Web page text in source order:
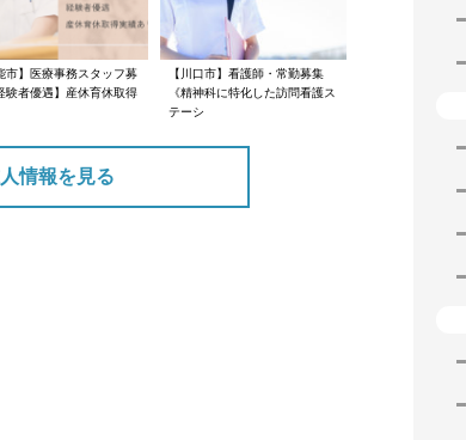
市】医療事務スタッフ募
験者優遇】産休育休取得
【川口市】看護師・常勤募集
《精神科に特化した訪問看護ス
テーシ
情報を見る